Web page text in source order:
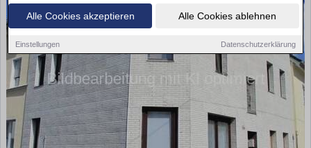
Alle Cookies akzeptieren Alle Cookies ablehnen
Einstellungen Datenschutzerklärung